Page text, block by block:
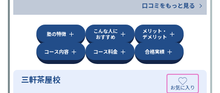
口コミをもっと見る
塾の特徴
こんな人に
おすすめ
メリット・
デメリット
コース内容
コース料金 合格実績
三軒茶屋校